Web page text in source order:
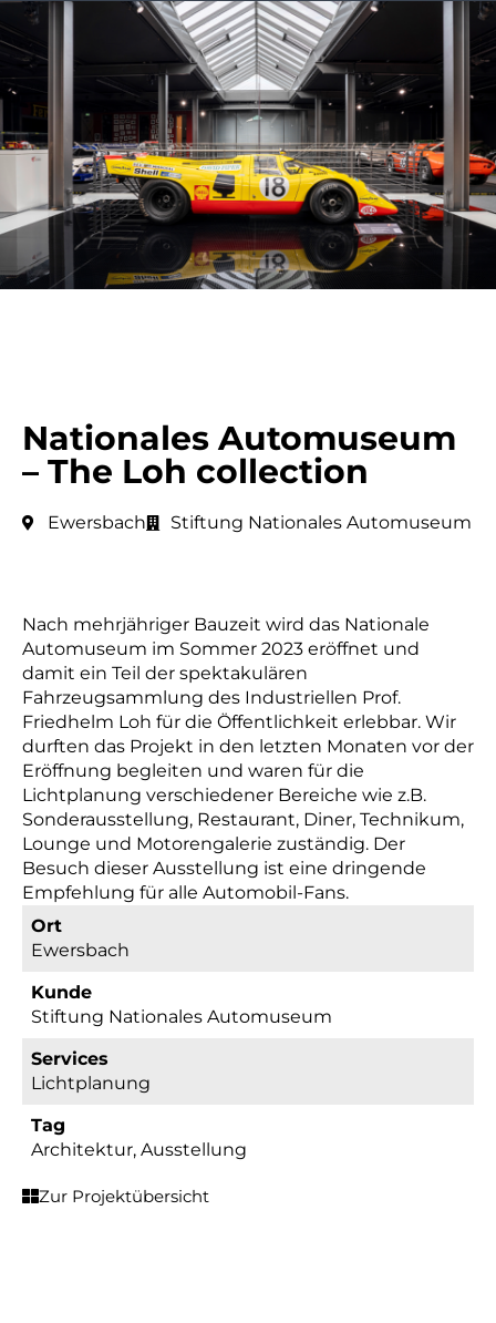
Nationales Automuseum
– The Loh collection
Ewersbach Stiftung Nationales Automuseum
Nach mehrjähriger Bauzeit wird das Nationale
Automuseum im Sommer 2023 eröffnet und
damit ein Teil der spektakulären
Fahrzeugsammlung des Industriellen Prof.
Friedhelm Loh für die Öffentlichkeit erlebbar. Wir
durften das Projekt in den letzten Monaten vor der
Eröffnung begleiten und waren für die
Lichtplanung verschiedener Bereiche wie z.B.
Sonderausstellung, Restaurant, Diner, Technikum,
Lounge und Motorengalerie zuständig. Der
Besuch dieser Ausstellung ist eine dringende
Empfehlung für alle Automobil-Fans.
Ort
Ewersbach
Kunde
Stiftung Nationales Automuseum
Services
Lichtplanung
Tag
Architektur, Ausstellung
Zur Projektübersicht